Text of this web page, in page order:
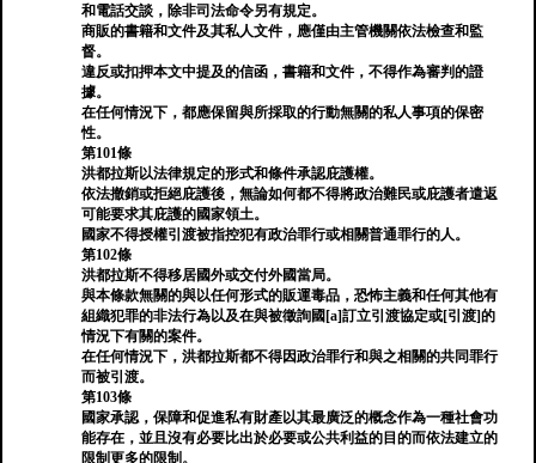
和電話交談，除非司法命令另有規定。
商販的書籍和文件及其私人文件，應僅由主管機關依法檢查和監
督。
違反或扣押本文中提及的信函，書籍和文件，不得作為審判的證
據。
在任何情況下，都應保留與所採取的行動無關的私人事項的保密
性。
第101條
洪都拉斯以法律規定的形式和條件承認庇護權。
依法撤銷或拒絕庇護後，無論如何都不得將政治難民或庇護者遣返
可能要求其庇護的國家領土。
國家不得授權引渡被指控犯有政治罪行或相關普通罪行的人。
第102條
洪都拉斯不得移居國外或交付外國當局。
與本條款無關的與以任何形式的販運毒品，恐怖主義和任何其他有
組織犯罪的非法行為以及在與被徵詢國[a]訂立引渡協定或[引渡]的
情況下有關的案件。
在任何情況下，洪都拉斯都不得因政治罪行和與之相關的共同罪行
而被引渡。
第103條
國家承認，保障和促進私有財產以其最廣泛的概念作為一種社會功
能存在，並且沒有必要比出於必要或公共利益的目的而依法建立的
限制更多的限制。